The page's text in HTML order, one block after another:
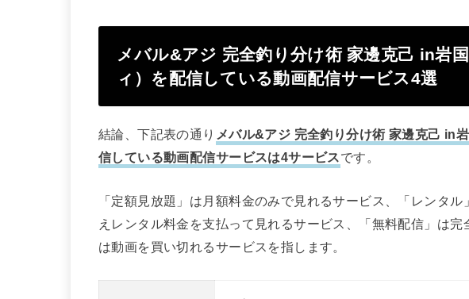
メバル&アジ 完全釣り分け術 家邊克己 in岩
ィ）を配信している動画配信サービス4選
結論、下記表の通り メバル&アジ 完全釣り分け術 家邊克己 in
信している動画配信サービスは4サービスです。
「定額見放題」は月額料金のみで見れるサービス、「レンタ
えレンタル料金を支払って見れるサービス、「無料配信」は完
は動画を買い切れるサービスを指します。